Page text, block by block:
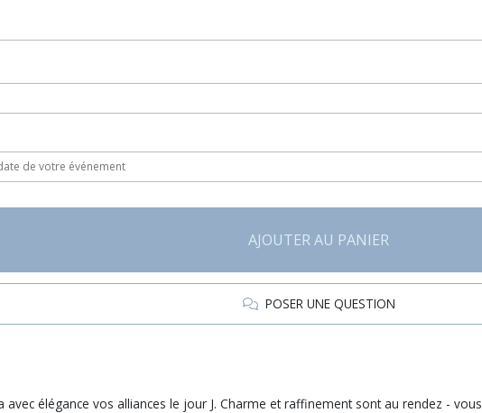
AJOUTER AU PANIER
POSER UNE QUESTION
élégance vos alliances le jour J. Charme et raffinement sont au rendez -